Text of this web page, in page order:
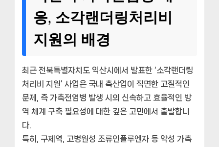
응, 소각랜더링처리비
지원의 배경
최근 전북특별자치도 익산시에서 발표한 ‘소각랜더링
처리비 지원’ 사업은 국내 축산업이 직면한 고질적인
문제, 즉 가축전염병 발생 시의 신속하고 효율적인 방
역 체계 구축 필요성에 대한 깊은 고민에서 출발합니
다.
특히, 구제역, 고병원성 조류인플루엔자 등 악성 가축